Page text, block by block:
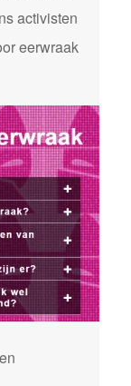
activisten
eerwraak